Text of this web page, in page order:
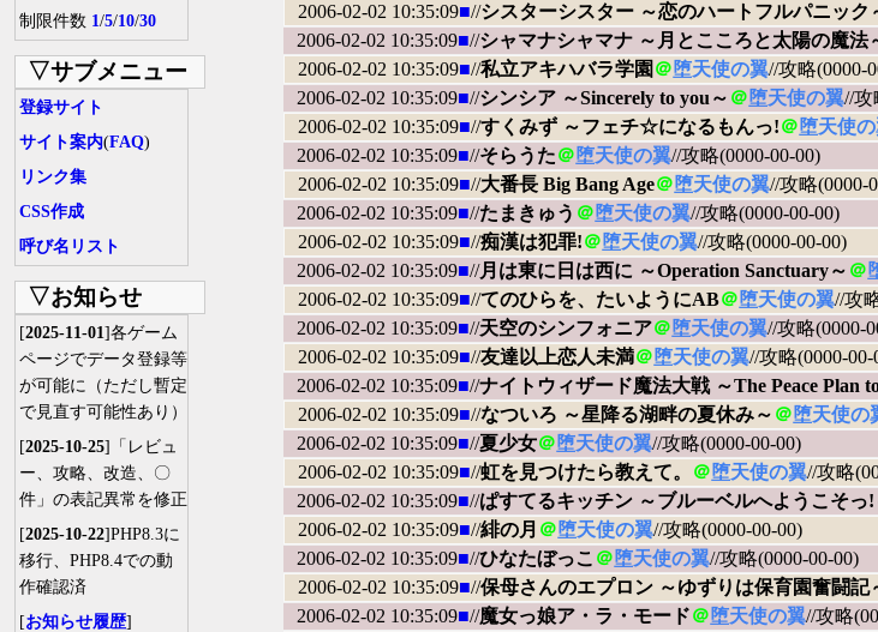
制限件数 1/5/10/30
▽サブメニュー
登録サイト
サイト案内(FAQ)
リンク集
CSS作成
呼び名リスト
▽お知らせ
[2025-11-01]各ゲーム
ページでデータ登録等
が可能に（ただし暫定
で見直す可能性あり）
[2025-10-25]「レビュ
ー、攻略、改造、〇
件」の表記異常を修正
[2025-10-22]PHP8.3に
移行、PHP8.4での動
作確認済
[お知らせ履歴]
2006-02-02 10:35:09■//シスターシスター ～恋のハートフルパニック
2006-02-02 10:35:09■//シャマナシャマナ ～月とこころと太陽の魔法
2006-02-02 10:35:09■//私立アキハバラ学園 ＠堕天使の翼//攻略(0000-
2006-02-02 10:35:09■//シンシア ～Sincerely to you～ ＠堕天使の翼//攻
2006-02-02 10:35:09■//すくみず ～フェチ☆になるもんっ!＠堕天使
2006-02-02 10:35:09■//そらうた＠堕天使の翼//攻略(0000-00-00)
2006-02-02 10:35:09■//大番長 Big Bang Age＠堕天使の翼//攻略(0000-
2006-02-02 10:35:09■//たまきゅう ＠堕天使の翼//攻略(0000-00-00)
2006-02-02 10:35:09■//痴漢は犯罪!＠堕天使の翼//攻略(0000-00-00)
2006-02-02 10:35:09■//月は東に日は西に ～Operation Sanctuary～ ＠
2006-02-02 10:35:09■//てのひらを、たいようにAB＠堕天使の翼//攻
2006-02-02 10:35:09■//天空のシンフォニア＠堕天使の翼//攻略(0000-
2006-02-02 10:35:09■//友達以上恋人未満＠堕天使の翼//攻略(0000-00-
2006-02-02 10:35:09■//ナイトウィザード魔法大戦 ～The Peace Plan
2006-02-02 10:35:09■//なついろ ～星降る湖畔の夏休み～ ＠堕天使の
2006-02-02 10:35:09■//夏少女＠堕天使の翼//攻略(0000-00-00)
2006-02-02 10:35:09■//虹を見つけたら教えて。 ＠堕天使の翼//攻略
2006-02-02 10:35:09■//ぱすてるキッチン ～ブルーベルへようこそっ!
2006-02-02 10:35:09■//緋の月 ＠堕天使の翼//攻略(0000-00-00)
2006-02-02 10:35:09■//ひなたぼっこ ＠堕天使の翼//攻略(0000-00-00)
2006-02-02 10:35:09■//保母さんのエプロン ～ゆずりは保育園奮闘記
2006-02-02 10:35:09■//魔女っ娘ア・ラ・モード＠堕天使の翼//攻略